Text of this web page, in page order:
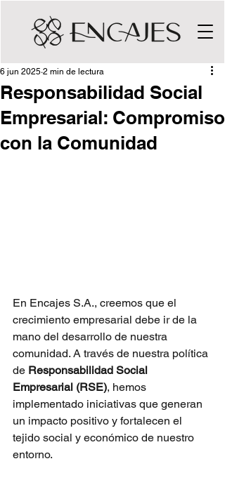
Responsabilidad Social
Empresarial: Compromiso
con la Comunidad
6 jun 2025 2 min de lectura
En Encajes S.A., creemos que el
crecimiento empresarial debe ir de la
mano del desarrollo de nuestra
comunidad. A través de nuestra política
de Responsabilidad Social
Empresarial (RSE), hemos
implementado iniciativas que generan
un impacto positivo y fortalecen el
tejido social y económico de nuestro
entorno.